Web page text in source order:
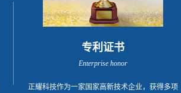
专利证书
Enterprise honor
正耀科技作为一家国家高新技术企业，获得多项